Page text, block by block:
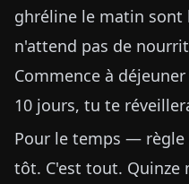
ghréline le matin sont
n'attend pas de
Commence à
10 jours, tu te
Pour le temps —
tôt. C'est tout.